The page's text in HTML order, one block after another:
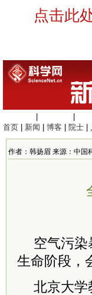
点击此
首页
新闻 博客 院士
作者：韩扬眉 来源：中国
空气污
生命阶段，
北京大学